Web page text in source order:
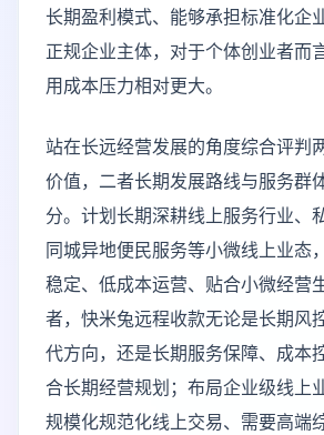
长期盈利模式、能够承担标准化企
正规企业主体，对于个体创业者而
用成本压力相对更大。
站在长远经营发展的角度综合评判
价值，二者长期发展路线与服务群
分。计划长期深耕线上服务行业、
同城异地便民服务等小微线上业态
稳定、低成本运营、贴合小微经营
者，快米兔远程收款无论是长期风
代方向，还是长期服务保障、成本
合长期经营规划；布局企业级线上
规模化规范化线上交易、需要高端